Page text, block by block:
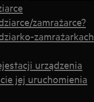
zamrażarce?
zamrażarkach
urządzenia
jej uruchomienia